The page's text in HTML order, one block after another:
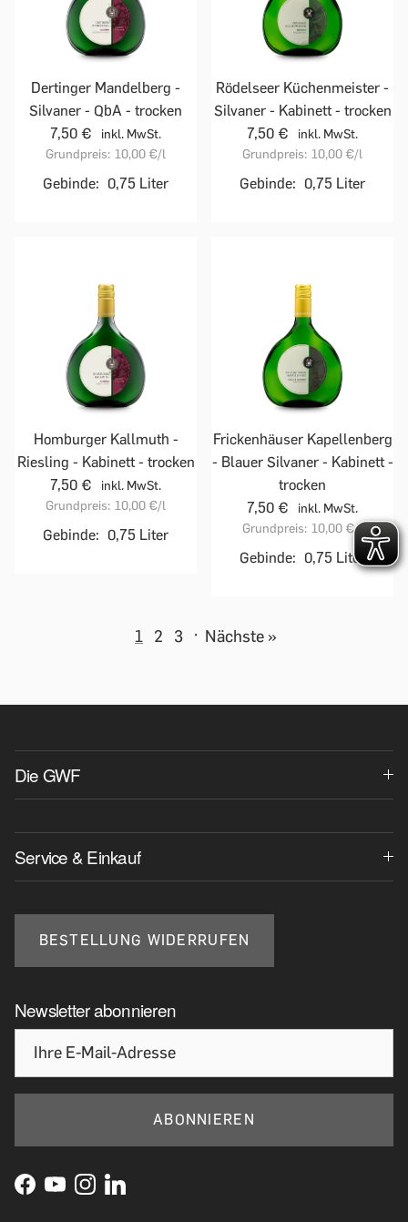
Dertinger Mandelberg -
Silvaner - QbA - trocken
7,50 €
inkl. MwSt.
Grundpreis: 10,00 €/l
Gebinde: 0,75 Liter
Rödelseer Küchenmeister -
Silvaner - Kabinett - trocken
7,50 €
inkl. MwSt.
Grundpreis: 10,00 €/l
Gebinde: 0,75 Liter
Homburger Kallmuth -
Riesling - Kabinett - trocken
7,50 €
inkl. MwSt.
Grundpreis: 10,00 €/l
Gebinde: 0,75 Liter
Frickenhäuser Kapellenberg
- Blauer Silvaner - Kabinett -
trocken
7,50 €
inkl. MwSt.
Grundpreis: 10,00 €/l
Gebinde: 0,75 Liter
1 2 3 · Nächste »
Die GWF
Service & Einkauf
BESTELLUNG WIDERRUFEN
Newsletter abonnieren
ABONNIEREN